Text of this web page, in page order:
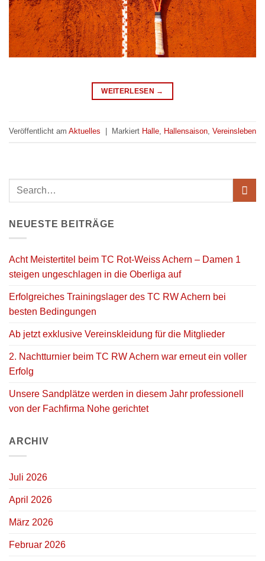
WEITERLESEN →
Veröffentlicht am Aktuelles Markiert Halle Hallensaison Vereinsleben
NEUESTE BEITRÄGE
Acht Meistertitel beim TC Rot-Weiss Achern – Damen 1
steigen ungeschlagen in die Oberliga auf
Erfolgreiches Trainingslager des TC RW Achern bei
besten Bedingungen
Ab jetzt exklusive Vereinskleidung für die Mitglieder
2. Nachtturnier beim TC RW Achern war erneut ein voller
Erfolg
Unsere Sandplätze werden in diesem Jahr professionell
von der Fachfirma Nohe gerichtet
ARCHIV
Juli 2026
April 2026
März 2026
Februar 2026